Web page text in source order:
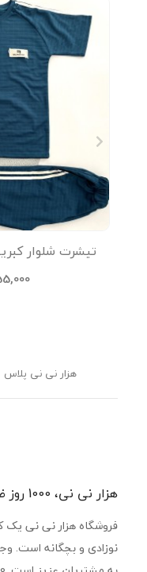
تیشرت شلوار
هزار نی نی پلاس
هزار نی نی، 1000 روز ضمانت بازگشت کالا
فروشگاه هزار نی نی یک
نوزادی و بچگانه است.